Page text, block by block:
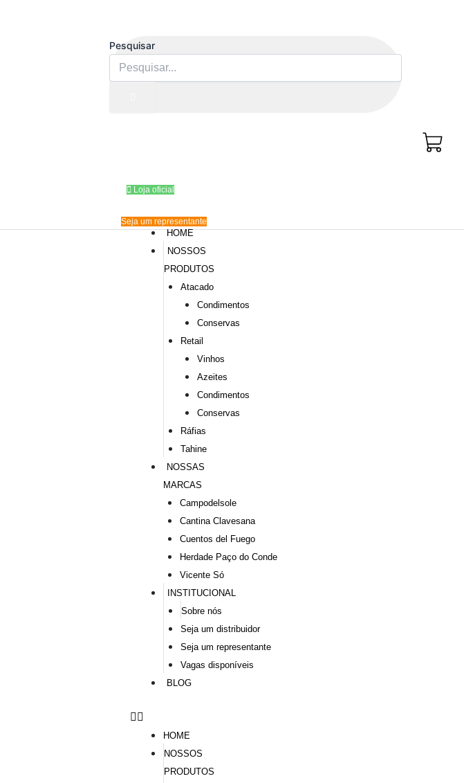
Pesquisar
Loja oficial
Seja um representante
HOME
NOSSOS
PRODUTOS
Atacado
Condimentos
Conservas
Retail
Vinhos
Azeites
Condimentos
Conservas
Ráfias
Tahine
NOSSAS
MARCAS
Campodelsole
Cantina Clavesana
Cuentos del Fuego
Herdade Paço do Conde
Vicente Só
INSTITUCIONAL
Sobre nós
Seja um distribuidor
Seja um representante
Vagas disponíveis
BLOG
HOME
NOSSOS
PRODUTOS